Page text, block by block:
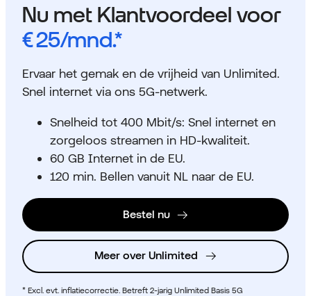
Nu met Klantvoordeel voor
€ 25/mnd.*
Ervaar het gemak en de vrijheid van Unlimited.
Snel internet via ons 5G-netwerk.
Snelheid tot 400 Mbit/s: Snel internet en
zorgeloos streamen in HD-kwaliteit.
60 GB Internet in de EU.
120 min. Bellen vanuit NL naar de EU.
Bestel nu
Meer over Unlimited
* Excl. evt. inflatiecorrectie. Betreft 2-jarig Unlimited Basis 5G